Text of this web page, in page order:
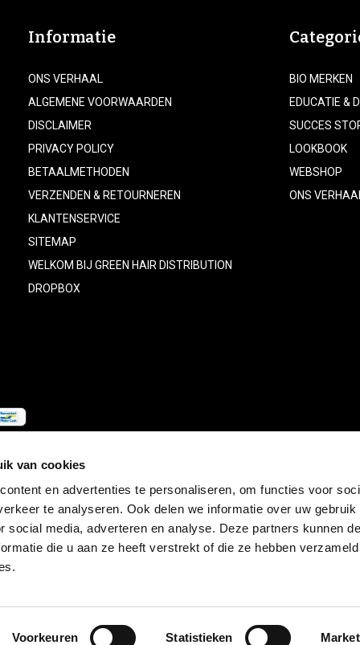
van cookies
en advertenties te personaliseren, om functies voor
te analyseren. Ook delen we informatie over uw gebruik
social media, adverteren en analyse. Deze partners kunnen
die u aan ze heeft verstrekt of die ze hebben
Voorkeuren Statistieken
Informatie
ONS VERHAAL
ALGEMENE VOORWAARDEN
DISCLAIMER
PRIVACY POLICY
BETAALMETHODEN
VERZENDEN & RETOURNEREN
KLANTENSERVICE
SITEMAP
WELKOM BIJ GREEN HAIR DISTRIBUTION
DROPBOX
BIO MERKEN
EDUCATIE &
SUCCES
LOOKBOOK
WEBSHOP
ONS
© Copyright2026- Theme RePos - Theme ByDMWSx Plus+ -RSS-feed